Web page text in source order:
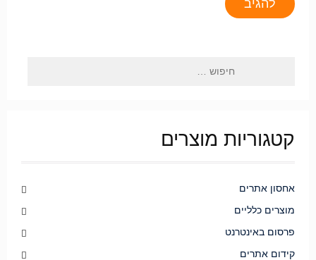
קטגוריות מוצרים
אחסון אתרים
מוצרים כלליים
פרסום באינטרנט
קידום אתרים